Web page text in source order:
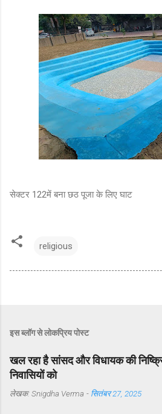
सेक्टर 122में बना छठ पूजा के लिए घाट
religious
इस ब्लॉग से लोकप्रिय पोस्ट
खल रहा है सांसद और विधायक की
निवासियों को
लेखक: Snigdha Verma - सितंबर 27, 2025